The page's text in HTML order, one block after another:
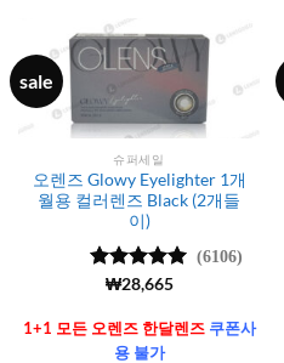
sale
슈퍼세일
오렌즈 Glowy Eyelighter 1개
월용 컬러렌즈 Black (2개들
이)
5 중에서
가됨
(6106)
₩28,665
1+1 모든 오렌즈 한달렌즈쿠폰사
용 불가